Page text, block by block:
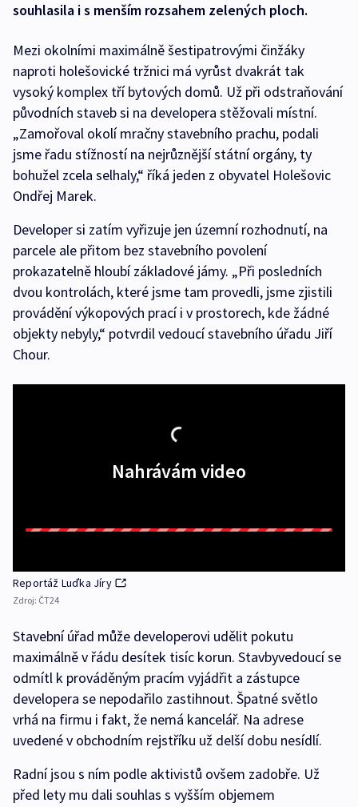
souhlasila i s menším rozsahem zelených ploch.
Mezi okolními maximálně šestipatrovými činžáky
naproti holešovické tržnici má vyrůst dvakrát tak
vysoký komplex tří bytových domů. Už při odstraňování
původních staveb si na developera stěžovali místní.
„Zamořoval okolí mračny stavebního prachu, podali
jsme řadu stížností na nejrůznější státní orgány, ty
bohužel zcela selhaly,“ říká jeden z obyvatel Holešovic
Ondřej Marek.
Developer si zatím vyřizuje jen územní rozhodnutí, na
parcele ale přitom bez stavebního povolení
prokazatelně hloubí základové jámy. „Při posledních
dvou kontrolách, které jsme tam provedli, jsme zjistili
provádění výkopových prací i v prostorech, kde žádné
objekty nebyly,“ potvrdil vedoucí stavebního úřadu Jiří
Chour.
Nahrávám video
Reportáž Luďka Jíry
Zdroj: ČT24
Stavební úřad může developerovi udělit pokutu
maximálně v řádu desítek tisíc korun. Stavbyvedoucí se
odmítl k prováděným pracím vyjádřit a zástupce
developera se nepodařilo zastihnout. Špatné světlo
vrhá na firmu i fakt, že nemá kancelář. Na adrese
uvedené v obchodním rejstříku už delší dobu nesídlí.
Radní jsou s ním podle aktivistů ovšem zadobře. Už
před lety mu dali souhlas s vyšším objemem